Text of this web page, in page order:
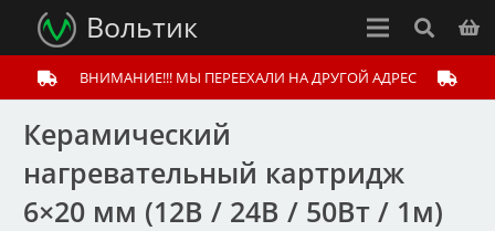
Вольтик
ВНИМАНИЕ!!! МЫ ПЕРЕЕХАЛИ НА ДРУГОЙ АДРЕС
Керамический
нагревательный картридж
6×20 мм (12В / 24В / 50Вт / 1м)